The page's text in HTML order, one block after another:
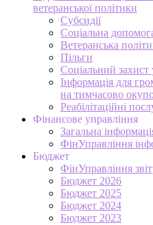
ветеранської політики
Субсидії
Соціальна
Ветеранська
Пільги
Соціальний
Інформація для
на тимчасово
Реабілітаційні
Фінансове управління
Загальна
ФінУправління
Бюджет
ФінУправління
Бюджет 2026
Бюджет 2025
Бюджет 2024
Бюджет 2023